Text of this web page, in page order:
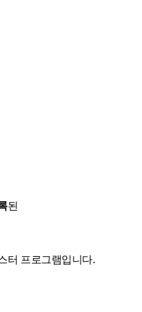
된
터 프로그램입니다.